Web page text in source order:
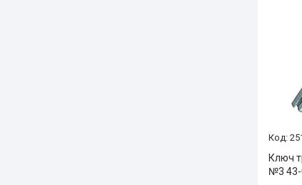
Ключ
№3 43-